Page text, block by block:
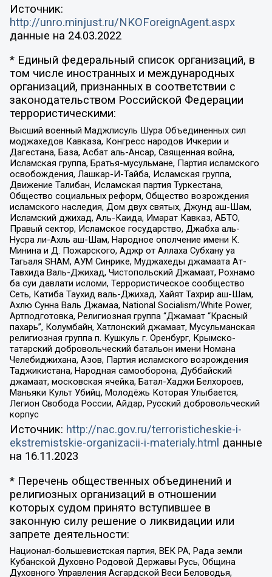
Источник:
http://unro.minjust.ru/NKOForeignAgent.aspx
данные на 24.03.2022
* Единый федеральный список организаций, в
том числе иностранных и международных
организаций, признанных в соответствии с
законодательством Российской Федерации
террористическими:
Высший военный Маджлисуль Шура Объединенных сил
моджахедов Кавказа, Конгресс народов Ичкерии и
Дагестана, База, Асбат аль-Ансар, Священная война,
Исламская группа, Братья-мусульмане, Партия исламского
освобождения, Лашкар-И-Тайба, Исламская группа,
Движение Талибан, Исламская партия Туркестана,
Общество социальных реформ, Общество возрождения
исламского наследия, Дом двух святых, Джунд аш-Шам,
Исламский джихад, Аль-Каида, Имарат Кавказ, АБТО,
Правый сектор, Исламское государство, Джабха аль-
Нусра ли-Ахль аш-Шам, Народное ополчение имени К.
Минина и Д. Пожарского, Аджр от Аллаха Субхану уа
Тагьаля SHAM, АУМ Синрике, Муджахеды джамаата Ат-
Тавхида Валь-Джихад, Чистопольский Джамаат, Рохнамо
ба суи давлати исломи, Террористическое сообщество
Сеть, Катиба Таухид валь-Джихад, Хайят Тахрир аш-Шам,
Ахлю Сунна Валь Джамаа, National Socialism/White Power,
Артподготовка, Религиозная группа “Джамаат “Красный
пахарь”, Колумбайн, Хатлонский джамаат, Мусульманская
религиозная группа п. Кушкуль г. Оренбург, Крымско-
татарский добровольческий батальон имени Номана
Челебиджихана, Азов, Партия исламского возрождения
Таджикистана, Народная самооборона, Дуббайский
джамаат, московская ячейка, Батал-Хаджи Белхороев,
Маньяки Культ Убийц, Молодёжь Которая Улыбается,
Легион Свобода России, Айдар, Русский добровольческий
корпус
Источник: http://nac.gov.ru/terroristicheskie-i-
ekstremistskie-organizacii-i-materialy.html данные
на 16.11.2023
* Перечень общественных объединений и
религиозных организаций в отношении
которых судом принято вступившее в
законную силу решение о ликвидации или
запрете деятельности:
Национал-большевистская партия, ВЕК РА, Рада земли
Кубанской Духовно Родовой Державы Русь, Община
Духовного Управления Асгардской Веси Беловодья,